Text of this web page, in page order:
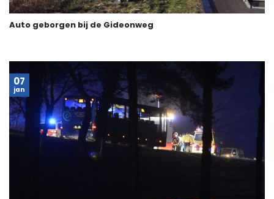
Auto geborgen bij de Gideonweg
07
jan